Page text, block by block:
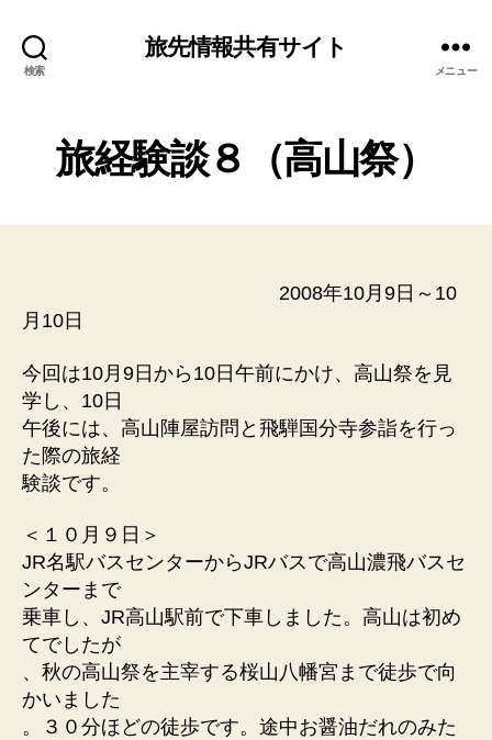
検索
旅先情報共有サイト
メニュー
旅経験談８（高山祭）
2008年10月9日～10
月10日
今回は10月9日から10日午前にかけ、高山祭を見
学し、10日
午後には、高山陣屋訪問と飛騨国分寺参詣を行っ
た際の旅経
験談です。
＜１０月９日＞
JR名駅バスセンターからJRバスで高山濃飛バスセ
ンターまで
乗車し、JR高山駅前で下車しました。高山は初め
てでしたが
、秋の高山祭を主宰する桜山八幡宮まで徒歩で向
かいました
。３０分ほどの徒歩です。途中お醤油だれのみた